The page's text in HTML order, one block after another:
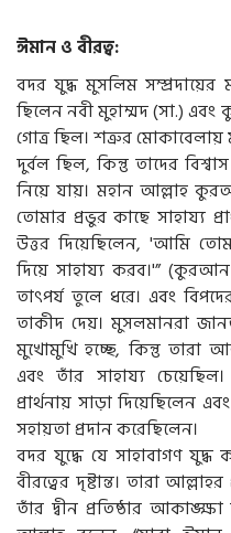
ঈমান ও বীরত্ব:
বদর যুদ্ধ মুসলিম সম্প্রদায়ের
ছিলেন নবী মুহাম্মদ (সা.) এবং
গোত্র ছিল। শত্রুর
দুর্বল ছিল, কিন্তু তাদের
নিয়ে যায়। মহান আল্লাহ
তোমার প্রভুর কাছে সাহায্য
উত্তর দিয়েছিলেন, 'আমি
দিয়ে সাহায্য করব।'”
তাৎপর্য তুলে ধরে। এবং
তাকীদ দেয়। মুসলমানরা
মুখোমুখি হচ্ছে, কিন্তু তারা
এবং তাঁর সাহায্য
প্রার্থনায় সাড়া দিয়েছিলেন
সহায়তা প্রদান করেছিলেন।
বদর যুদ্ধে যে সাহাবাগণ
বীরত্বের দৃষ্টান্ত। তারা
তাঁর দ্বীন প্রতিষ্ঠার